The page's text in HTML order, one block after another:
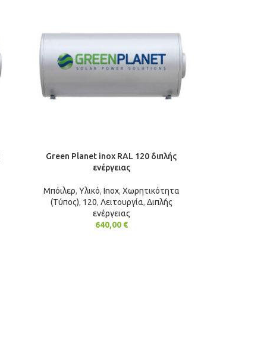
Green Planet inox RAL 120 διπλής
ενέργειας
Μπόιλερ, Υλικό, Inox, Χωρητικότητα
(Τύπος), 120, Λειτουργία, Διπλής
ενέργειας
640,00 €